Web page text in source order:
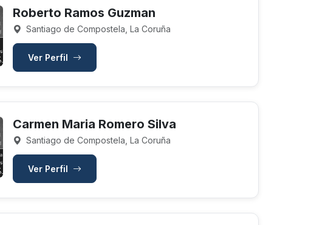
Roberto Ramos Guzman
Santiago de Compostela, La Coruña
Ver Perfil
Carmen Maria Romero Silva
Santiago de Compostela, La Coruña
Ver Perfil